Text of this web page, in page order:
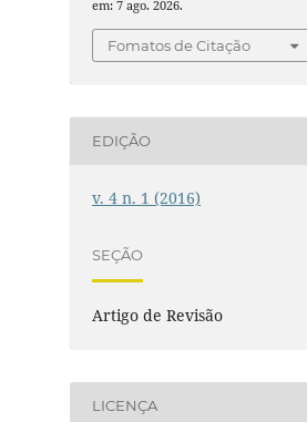
em: 7 ago. 2026.
Fomatos de Citação
EDIÇÃO
v. 4 n. 1 (2016)
SEÇÃO
Artigo de Revisão
LICENÇA